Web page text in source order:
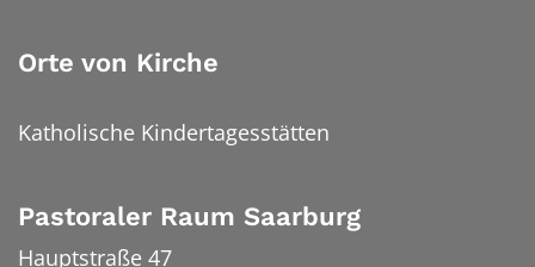
Orte von Kirche
Katholische Kindertagesstätten
Pastoraler Raum Saarburg
Hauptstraße 47